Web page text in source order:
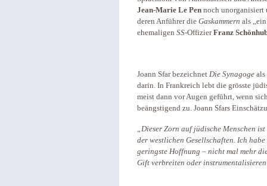
Jean-Marie Le Pen noch unorganisiert
deren Anführer die Gaskammern als
ehemaligen SS-OffizierFranz
Joann Sfar bezeichnet Die Synagoge
darin. In Frankreich lebt die grösste
meist dann vor Augen geführt, wenn
beängstigend zu. Joann Sfars
„Dieser Zorn auf jüdische Menschen
der westlichen Gesellschaften. Ich
geringste Hoffnung – nicht mal mehr
Gift verbreiten oder